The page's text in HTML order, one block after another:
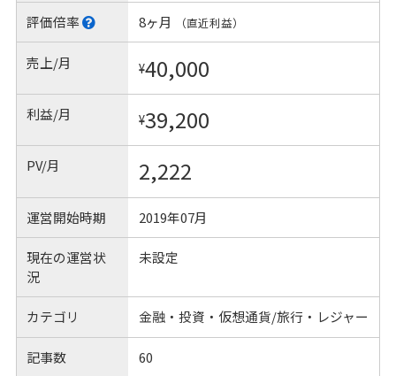
評価倍率 8ヶ月 （直近利益）
売上/月 ¥40,000
利益/月 ¥39,200
PV/月 2,222
運営開始時期 2019年07月
現在の運営状
況
未設定
カテゴリ 金融・投資・仮想通貨/旅行・レジャー
記事数 60